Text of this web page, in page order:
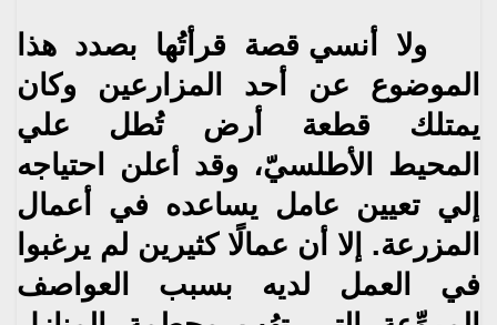
‬ولا أنسي قصة قرأتُها بصدد هذا
الموضوع عن أحد المزارعين وكان‮
‬يمتلك قطعة أرض تُطل علي
المحيط الأطلسيّ،‮ ‬ وقد أعلن احتياجه
إلي تعيين عامل‮ ‬يساعده في أعمال
المزرعة‮. ‬إلا أن عمالًا كثيرين لم‮ ‬يرغبوا
في العمل لديه بسبب العواصف